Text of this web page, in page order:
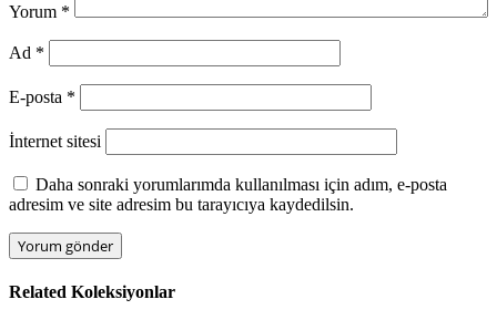
Yorum *
Ad *
E-posta *
İnternet sitesi
Daha sonraki yorumlarımda kullanılması için adım, e-posta
adresim ve site adresim bu tarayıcıya kaydedilsin.
Related Koleksiyonlar